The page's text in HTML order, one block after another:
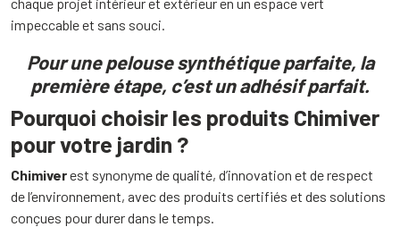
impeccable et sans souci.
Pour une pelouse synthétique parfaite, la
première étape, c’est un adhésif parfait.
Pourquoi choisir les produits Chimiver
pour votre jardin ?
Chimiverest synonyme de qualité, d’innovation et de respect
de l’environnement, avec des produits certifiés et des solutions
conçues pour durer dans le temps.